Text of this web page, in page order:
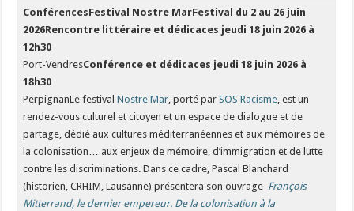
ConférencesFestival Nostre MarFestival du 2 au 26 juin
2026Rencontre littéraire et dédicaces jeudi 18 juin 2026 à
12h30
Port-VendresConférence et dédicaces jeudi 18 juin 2026 à
18h30
PerpignanLe festivalNostre Mar , porté parSOS Racisme , est un
rendez-vous culturel et citoyen et un espace de dialogue et de
partage, dédié aux cultures méditerranéennes et aux mémoires de
la colonisation… aux enjeux de mémoire, d’immigration et de lutte
contre les discriminations. Dans ce cadre, Pascal Blanchard
(historien, CRHIM, Lausanne) présentera son ouvrage François
Mitterrand, le dernier empereur. De la colonisation à la